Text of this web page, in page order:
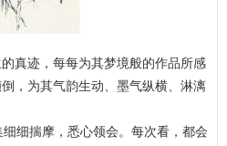
迹，每每为其梦境般的作品所感
，为其气韵生动、墨气纵横、淋漓
细揣摩，悉心领会。每次看，都会